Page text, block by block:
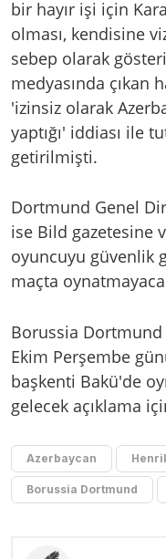
bir hayır işi için
olması, kendisine
sebep olarak
medyasında çıkan
'izinsiz olarak
yaptığı' iddiası ile
getirilmişti.
Dortmund Genel
ise Bild gazetesine
oyuncuyu güvenlik
maçta
Borussia Dortmund
Ekim Perşembe
başkenti Bakü'de
gelecek açıklama
Azerbaycan
Borussia Dortmund